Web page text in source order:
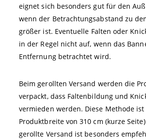
eignet sich besonders gut für den
wenn der Betrachtungsabstand zu
größer ist. Eventuelle Falten oder
in der Regel nicht auf, wenn das
Entfernung betrachtet wird.
Beim gerollten Versand werden die
verpackt, dass Faltenbildung und
vermieden werden. Diese Methode
Produktbreite von 310 cm (kurze
gerollte Versand ist besonders